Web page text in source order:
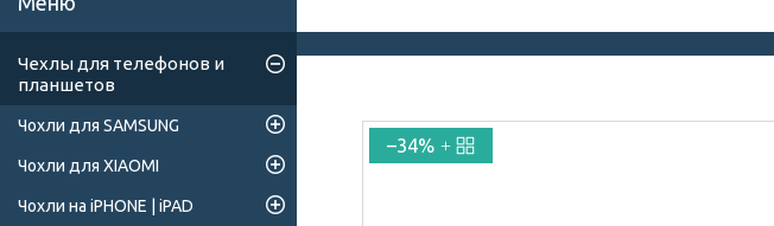
–34%
Чехлы для телефонов и
планшетов
Чохли для SAMSUNG
Чохли для XIAOMI
Чохли на iPHONE | iPAD